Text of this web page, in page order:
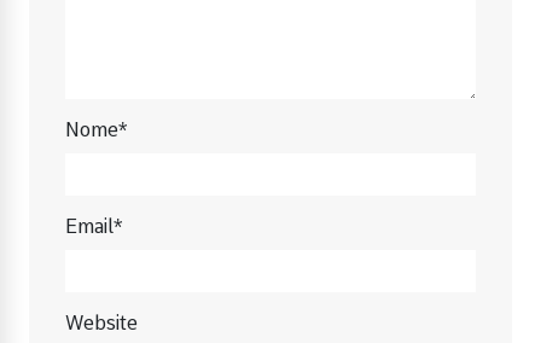
Nome*
Email*
Website